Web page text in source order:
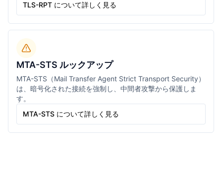
TLS-RPT について詳しく見る
MTA-STS ルックアップ
MTA-STS（Mail Transfer Agent Strict Transport Security）
は、暗号化された接続を強制し、中間者攻撃から保護しま
す。
MTA-STS について詳しく見る